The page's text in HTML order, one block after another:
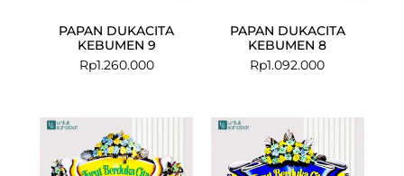
PAPAN DUKACITA
KEBUMEN 9
Rp1.260.000
PAPAN DUKACITA
KEBUMEN 8
Rp1.092.000